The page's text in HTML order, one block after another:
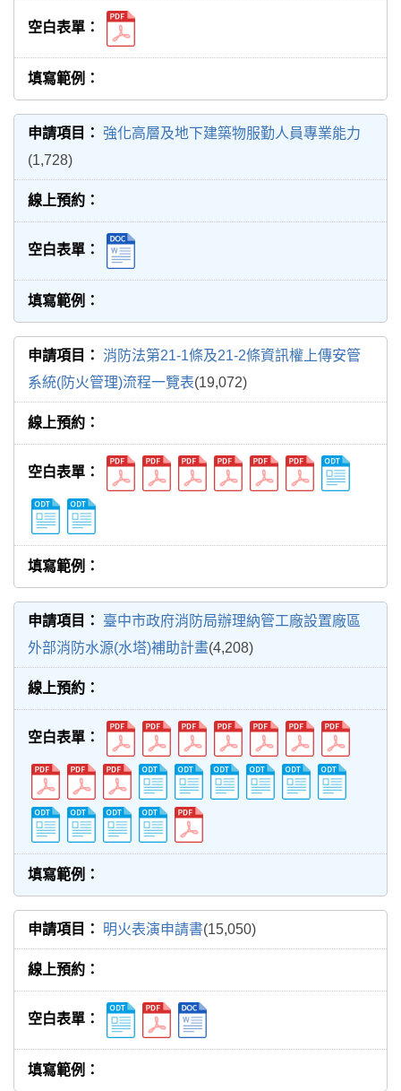
強化高層及地下建築物服勤人員專業能力
(1,728)
消防法第21-1條及21-2條資訊權上傳安管
系統(防火管理)流程一覽表(19,072)
臺中市政府消防局辦理納管工廠設置廠區
外部消防水源(水塔)補助計畫(4,208)
明火表演申請書(15,050)